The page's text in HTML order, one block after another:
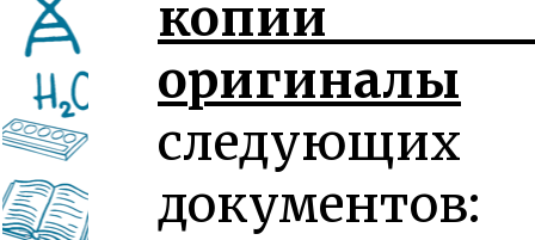
оригиналы
следующих
документов: